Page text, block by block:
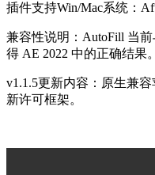
插件支持Win/Mac系统：
兼容性说明：AutoFill 当
得 AE 2022 中的正确结果。
v1.1.5更新内容：原生兼
新许可框架。